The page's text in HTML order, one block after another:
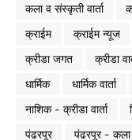
कला व संस्कृती वार्ता
क्राईम
क्राईम न्यूज
क्रीडा जगत
क्रीडा
धार्मिक
धार्मिक वार्ता
नाशिक - क्रीडा वार्ता
पंढरपूर
पंढरपूर - कला